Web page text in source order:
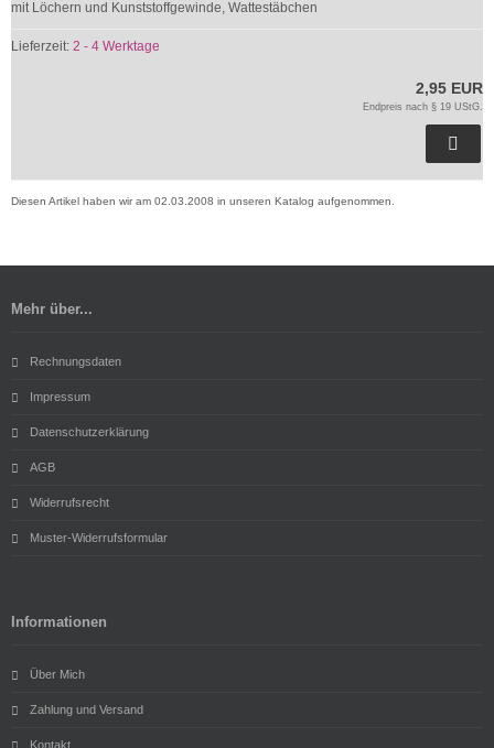
mit Löchern und Kunststoffgewinde, Wattestäbchen
Lieferzeit: 2 - 4 Werktage
2,95 EUR
Endpreis nach § 19 UStG.
Diesen Artikel haben wir am 02.03.2008 in unseren Katalog aufgenommen.
Mehr über...
Rechnungsdaten
Impressum
Datenschutzerklärung
AGB
Widerrufsrecht
Muster-Widerrufsformular
Informationen
Über Mich
Zahlung und Versand
Kontakt